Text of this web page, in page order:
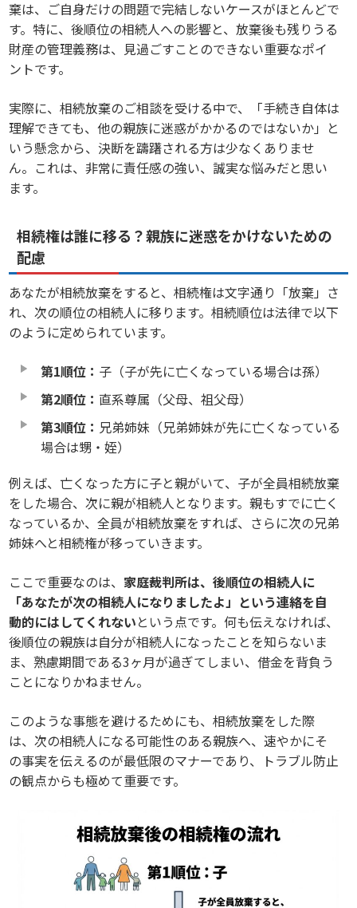
棄は、ご自身だけの問題で完結しないケースがほとんどで
す。特に、後順位の相続人への影響と、放棄後も残りうる
財産の管理義務は、見過ごすことのできない重要なポイ
ントです。
実際に、相続放棄のご相談を受ける中で、「手続き自体は
理解できても、他の親族に迷惑がかかるのではないか」と
いう懸念から、決断を躊躇される方は少なくありませ
ん。これは、非常に責任感の強い、誠実な悩みだと思い
ます。
相続権は誰に移る？親族に迷惑をかけないための
配慮
あなたが相続放棄をすると、相続権は文字通り「放棄」さ
れ、次の順位の相続人に移ります。相続順位は法律で以下
のように定められています。
第1順位： 子（子が先に亡くなっている場合は孫）
第2順位： 直系尊属（父母、祖父母）
第3順位： 兄弟姉妹（兄弟姉妹が先に亡くなっている
場合は甥・姪）
例えば、亡くなった方に子と親がいて、子が全員相続放棄
をした場合、次に親が相続人となります。親もすでに亡く
なっているか、全員が相続放棄をすれば、さらに次の兄弟
姉妹へと相続権が移っていきます。
ここで重要なのは、 家庭裁判所は、後順位の相続人に
「あなたが次の相続人になりましたよ」という連絡を自
動的にはしてくれないという点です。何も伝えなければ、
後順位の親族は自分が相続人になったことを知らないま
ま、熟慮期間である3ヶ月が過ぎてしまい、借金を背負う
ことになりかねません。
このような事態を避けるためにも、相続放棄をした際
は、次の相続人になる可能性のある親族へ、速やかにそ
の事実を伝えるのが最低限のマナーであり、トラブル防止
の観点からも極めて重要です。